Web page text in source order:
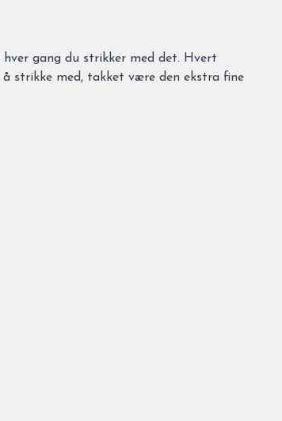
hver gang du strikker med det. Hvert
strikke med, takket være den ekstra fine